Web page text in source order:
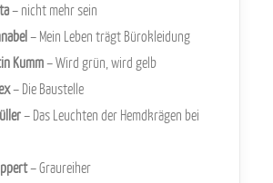
– nicht mehr sein
– Mein Leben trägt Bürokleidung
Kumm– Wird grün, wird gelb
– Die Baustelle
– Das Leuchten der Hemdkrägen bei
– Graureiher